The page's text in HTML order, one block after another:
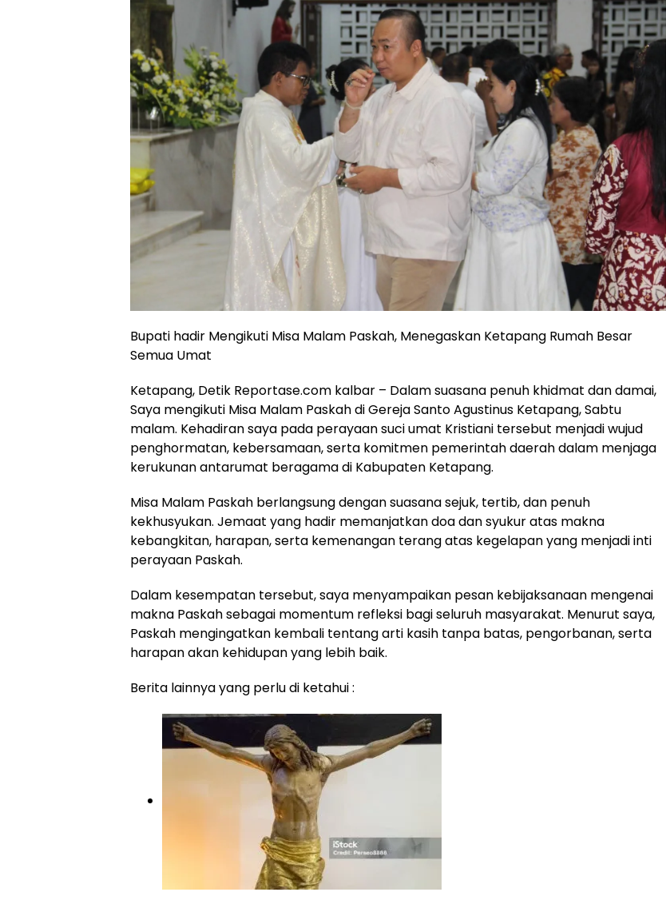
Bupati hadir Mengikuti Misa Malam Paskah, Menegaskan Ketapang Rumah Besar
Semua Umat
Ketapang, Detik Reportase.com kalbar – Dalam suasana penuh khidmat dan damai,
Saya mengikuti Misa Malam Paskah di Gereja Santo Agustinus Ketapang, Sabtu
malam. Kehadiran saya pada perayaan suci umat Kristiani tersebut menjadi wujud
penghormatan, kebersamaan, serta komitmen pemerintah daerah dalam menjaga
kerukunan antarumat beragama di Kabupaten Ketapang.
Misa Malam Paskah berlangsung dengan suasana sejuk, tertib, dan penuh
kekhusyukan. Jemaat yang hadir memanjatkan doa dan syukur atas makna
kebangkitan, harapan, serta kemenangan terang atas kegelapan yang menjadi inti
perayaan Paskah.
Dalam kesempatan tersebut, saya menyampaikan pesan kebijaksanaan mengenai
makna Paskah sebagai momentum refleksi bagi seluruh masyarakat. Menurut saya,
Paskah mengingatkan kembali tentang arti kasih tanpa batas, pengorbanan, serta
harapan akan kehidupan yang lebih baik.
Berita lainnya yang perlu di ketahui :